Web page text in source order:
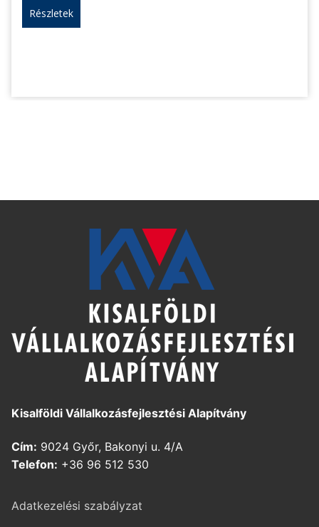
Részletek
Kisalföldi Vállalkozásfejlesztési Alapítvány
Cím: 9024 Győr, Bakonyi u. 4/A
Telefon: +36 96 512 530
Adatkezelési szabályzat